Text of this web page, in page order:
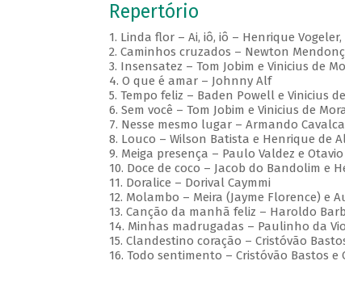
Repertório
1. Linda flor – Ai, iô, iô – Henrique
2. Caminhos cruzados – Newton
3. Insensatez – Tom Jobim e Vinicius de
4. O que é amar – Johnny Alf
5. Tempo feliz – Baden Powell e Vinicius
6. Sem você – Tom Jobim e Vinicius de
7. Nesse mesmo lugar – Armando
8. Louco – Wilson Batista e Henrique de
9. Meiga presença – Paulo Valdez e
10. Doce de coco – Jacob do Bandolim e
11. Doralice – Dorival Caymmi
12. Molambo – Meira (Jayme Florence) e
13. Canção da manhã feliz – Haroldo
14. Minhas madrugadas – Paulinho da
15. Clandestino coração – Cristóvão
16. Todo sentimento – Cristóvão Bastos e